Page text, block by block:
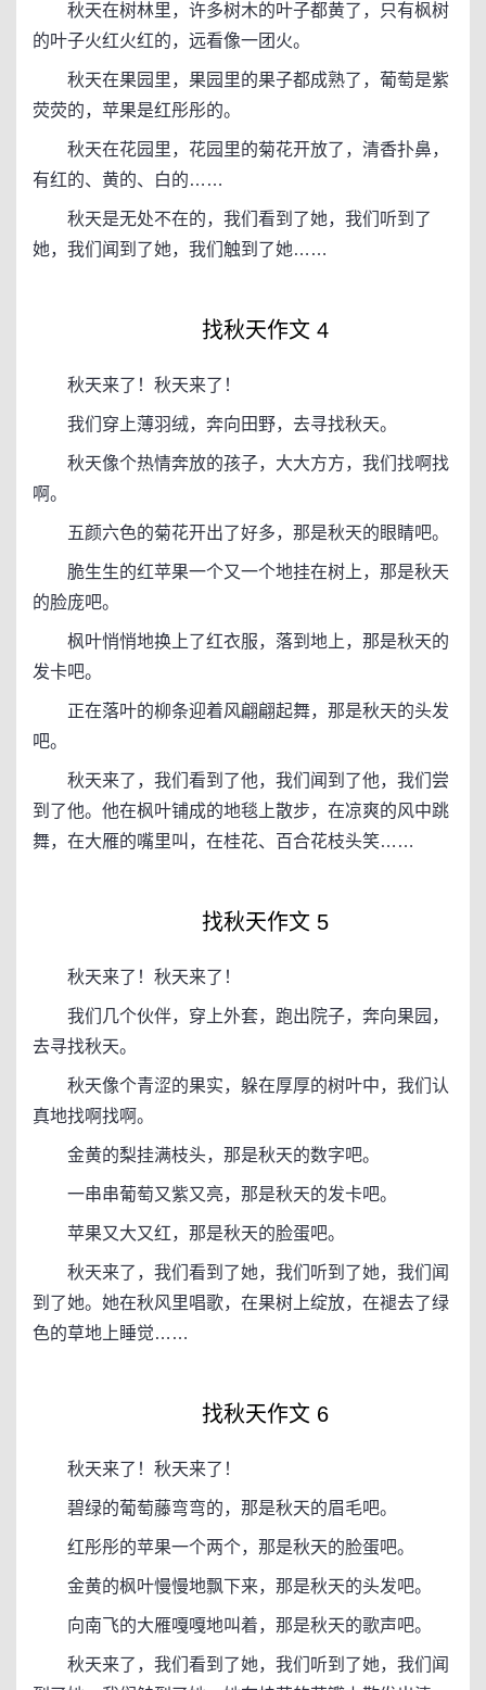
秋天在树林里，许多树木的叶子都黄了，只有枫树
的叶子火红火红的，远看像一团火。
秋天在果园里，果园里的果子都成熟了，葡萄是紫
荧荧的，苹果是红彤彤的。
秋天在花园里，花园里的菊花开放了，清香扑鼻，
有红的、黄的、白的……
秋天是无处不在的，我们看到了她，我们听到了
她，我们闻到了她，我们触到了她……
找秋天作文 4
秋天来了！秋天来了！
我们穿上薄羽绒，奔向田野，去寻找秋天。
秋天像个热情奔放的孩子，大大方方，我们找啊找
啊。
五颜六色的菊花开出了好多，那是秋天的眼睛吧。
脆生生的红苹果一个又一个地挂在树上，那是秋天
的脸庞吧。
枫叶悄悄地换上了红衣服，落到地上，那是秋天的
发卡吧。
正在落叶的柳条迎着风翩翩起舞，那是秋天的头发
吧。
秋天来了，我们看到了他，我们闻到了他，我们尝
到了他。他在枫叶铺成的地毯上散步，在凉爽的风中跳
舞，在大雁的嘴里叫，在桂花、百合花枝头笑……
找秋天作文 5
秋天来了！秋天来了！
我们几个伙伴，穿上外套，跑出院子，奔向果园，
去寻找秋天。
秋天像个青涩的果实，躲在厚厚的树叶中，我们认
真地找啊找啊。
金黄的梨挂满枝头，那是秋天的数字吧。
一串串葡萄又紫又亮，那是秋天的发卡吧。
苹果又大又红，那是秋天的脸蛋吧。
秋天来了，我们看到了她，我们听到了她，我们闻
到了她。她在秋风里唱歌，在果树上绽放，在褪去了绿
色的草地上睡觉……
找秋天作文 6
秋天来了！秋天来了！
碧绿的葡萄藤弯弯的，那是秋天的眉毛吧。
红彤彤的苹果一个两个，那是秋天的脸蛋吧。
金黄的枫叶慢慢地飘下来，那是秋天的头发吧。
向南飞的大雁嘎嘎地叫着，那是秋天的歌声吧。
秋天来了，我们看到了她，我们听到了她，我们闻